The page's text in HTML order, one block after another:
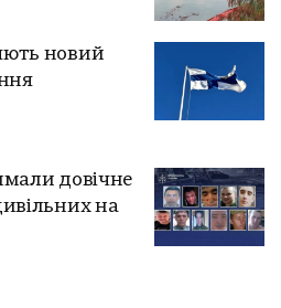
новий
довічне
на